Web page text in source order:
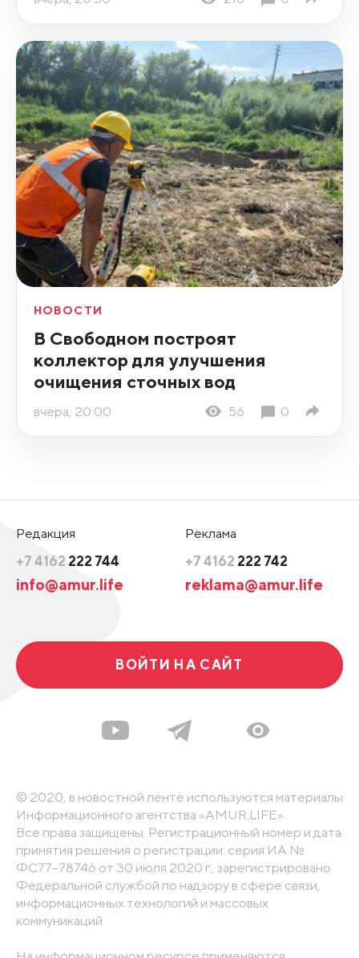
НОВОСТИ
В Свободном построят
коллектор для улучшения
очищения сточных вод
вчера, 20:00 56 0
Редакция
+7 4162 222 744
info@amur.life
Реклама
+7 4162 222 742
reklama@amur.life
ВОЙТИ НА САЙТ
© 2020, в новостной ленте используются материалы
Информационного агентства «AMUR.LIFE».
Все права защищены. Регистрационный номер и дата
принятия решения о регистрации: серия ИА №
ФС77-78746 от 30 июля 2020 г., зарегистрировано
Федеральной службой по надзору в сфере связи,
информационных технологий и массовых
коммуникаций